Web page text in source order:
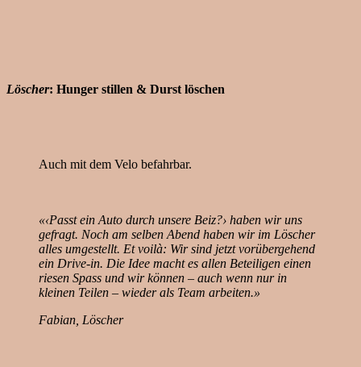
Löscher: Hunger stillen & Durst löschen
Auch mit dem Velo befahrbar.
«‹Passt ein Auto durch unsere Beiz?› haben wir uns
gefragt. Noch am selben Abend haben wir im Löscher
alles umgestellt. Et voilà: Wir sind jetzt vorübergehend
ein Drive-in. Die Idee macht es allen Beteiligen einen
riesen Spass und wir können – auch wenn nur in
kleinen Teilen – wieder als Team arbeiten.»
Fabian, Löscher